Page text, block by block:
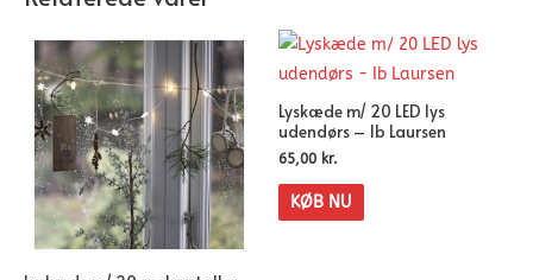
Lyskæde m/ 20 LED lys
udendørs – Ib Laursen
65,00 kr.
KØB NU